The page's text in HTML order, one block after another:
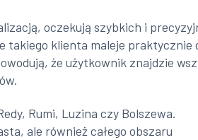
oczekują szybkich i
takiego klienta maleje praktycznie
że użytkownik znajdzie
Rumi, Luzina czy Bolszewa.
ale również całego obszaru